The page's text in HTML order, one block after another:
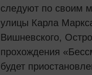
следуют по своим
улицы Карла
Вишневского,
прохождения
будет